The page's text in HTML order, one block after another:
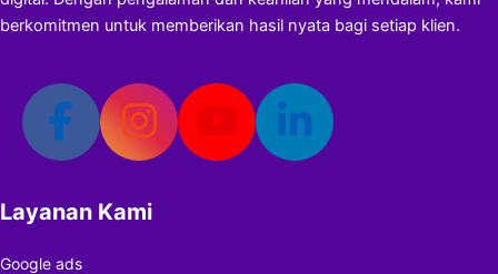
berkomitmen untuk memberikan hasil nyata bagi setiap klien.
Layanan Kami
Google ads